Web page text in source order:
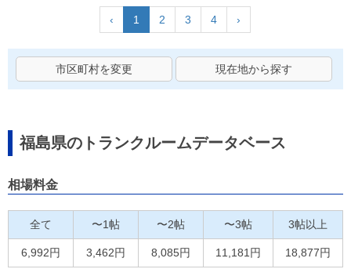
‹ 1 2 3 4 ›
市区町村を変更 現在地から探す
福島県のトランクルームデータベース
相場料金
全て 〜1帖 〜2帖 〜3帖 3帖以上
6,992円 3,462円 8,085円 11,181円 18,877円